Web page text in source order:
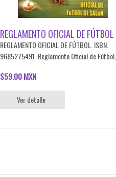
REGLAMENTO OFICIAL DE FÚTBOL
REGLAMENTO OFICIAL DE FÚTBOL. ISBN.
9685275491. Reglamento Oficial de Fútbol,...
$59.00 MXN
Ver detalle